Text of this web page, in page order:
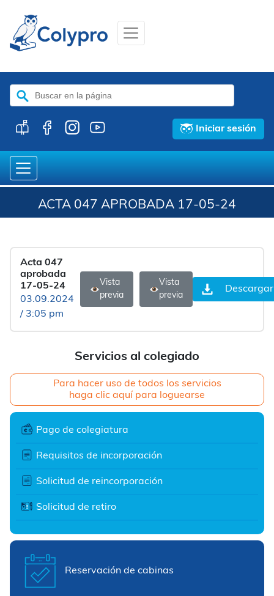
Buscar:
Iniciar sesión
ACTA 047 APROBADA 17-05-24
Servicios al colegiado
Para hacer uso de todos los servicios
haga clic aquí para loguearse
Pago de colegiatura
Requisitos de incorporación
Solicitud de reincorporación
Solicitud de retiro
Reservación de cabinas
Acta 047
aprobada
17-05-24
03.09.2024
/ 3:05 pm
Vista
previa
Vista
previa
Descargar